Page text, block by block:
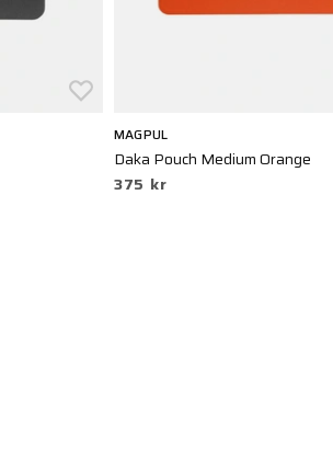
MAGPUL
Daka Pouch Medium Orange
375 kr